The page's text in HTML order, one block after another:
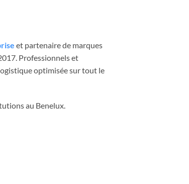
et partenaire de marques
Professionnels et
optimisée sur tout le
au Benelux.